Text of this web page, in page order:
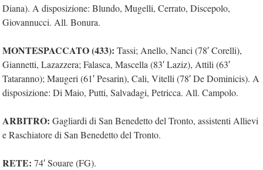
Diana). A disposizione: Blundo, Mugelli, Cerrato, Discepolo,
Giovannucci. All. Bonura.
MONTESPACCATO (433): Tassi; Anello, Nanci (78′ Corelli),
Giannetti, Lazazzera; Falasca, Mascella (83′ Laziz), Attili (63′
Tataranno); Maugeri (61′ Pesarin), Cali, Vitelli (78′ De Dominicis). A
disposizione: Di Maio, Putti, Salvadagi, Petricca. All. Campolo.
ARBITRO: Gagliardi di San Benedetto del Tronto, assistenti Allievi
e Raschiatore di San Benedetto del Tronto.
RETE: 74′ Souare (FG).